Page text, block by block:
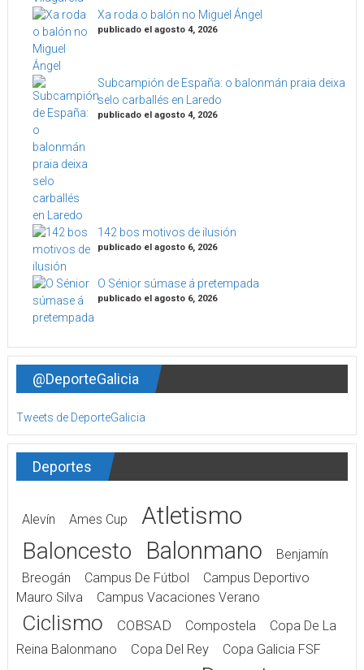
Xa roda o balón no Miguel Ángel
publicado el agosto 4, 2026
Subcampión de España: o balonmán praia deixa
selo carballés en Laredo
publicado el agosto 4, 2026
142 bos motivos de ilusión
publicado el agosto 6, 2026
O Sénior súmase á pretempada
publicado el agosto 6, 2026
@DeporteGalicia
Tweets de DeporteGalicia
Deportes
Alevín Ames Cup Atletismo
Baloncesto Balonmano
Benjamín
Breogán
Campus De Fútbol
Campus Deportivo
Mauro Silva
Campus Vacaciones Verano
Ciclismo COBSAD Compostela
Copa De La
Reina Balonmano
Copa Del Rey
Copa Galicia FSF